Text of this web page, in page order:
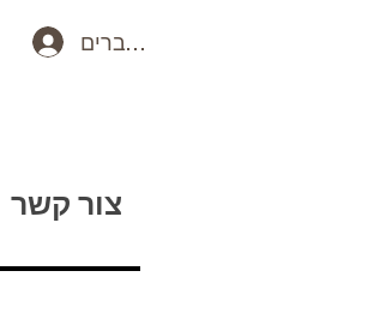
כניסה לחברים
צור קשר